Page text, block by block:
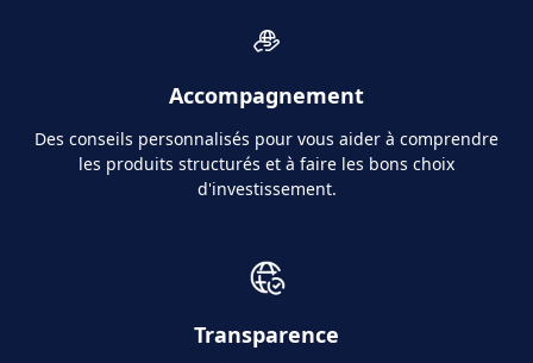
Accompagnement
Des conseils personnalisés pour vous aider à comprendre
les produits structurés et à faire les bons choix
d'investissement.
Transparence